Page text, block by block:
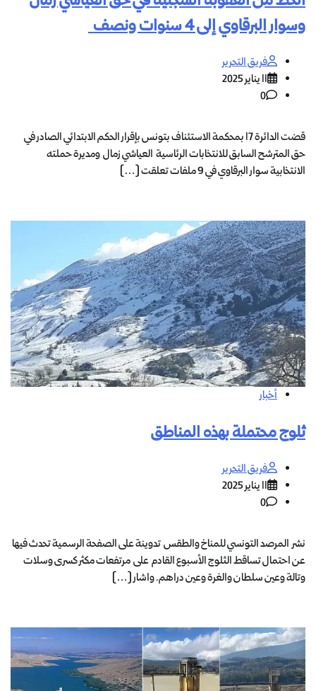
وسوار البرقاوي إلى 4 سنوات ونصف
فريق التحرير
11 يناير 2025
0
قضت الدائرة 17 بمحكمة الاستئناف بتونس بإقرار الحكم الابتدائي الصادر في
حق المترشح السابق للانتخابات الرئاسية العياشي زمال ومديرة حملته
الانتخابية سوار البرقاوي في 9 ملفات تعلقت […]
أخبار
ثلوج محتملة بهذه المناطق
فريق التحرير
11 يناير 2025
0
نشر المرصد التونسي للمناخ والطقس تدوينة على الصفحة الرسمية تحدث فيها
عن احتمال تساقط الثلوج الأسبوع القادم على مرتفعات مكثر كسرى وسلات
وتالة وعين سلطان والغرة وعين دراهم. واشار […]